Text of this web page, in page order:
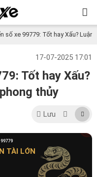
số xe 99779: Tốt hay Xấu?
17-07-2025 17:01
Tốt hay Xấu?
thủy
Lưu
99779
TÀI LỚN